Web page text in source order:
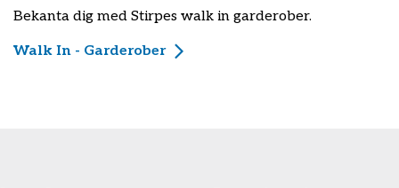
Bekanta dig med Stirpes walk in garderober.
Walk In - Garderober